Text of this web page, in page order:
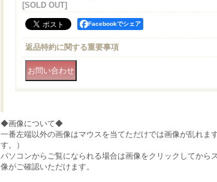
[SOLD OUT]
Facebookでシェア
返品特約に関する重要事項
◆画像について◆
一番左端以外の画像はマウスを当てただけでは画像が乱れま
す。）
パソコンからご覧になられる場合は画像をクリックしてから
像がご確認いただけます。